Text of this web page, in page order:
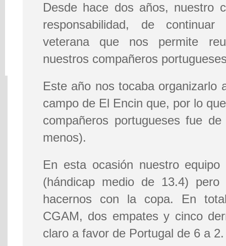
Desde hace dos años, nuestro
responsabilidad, de
veterana que nos permite
nuestros compañeros
Este año nos tocaba organizarlo
campo de El Encin que, por lo
compañeros portugueses fue
menos).
En esta ocasión nuestro
(hándicap medio de 13.4)
hacernos con la copa. En
CGAM, dos empates y cinco
claro a favor de Portugal de 6 a 2.